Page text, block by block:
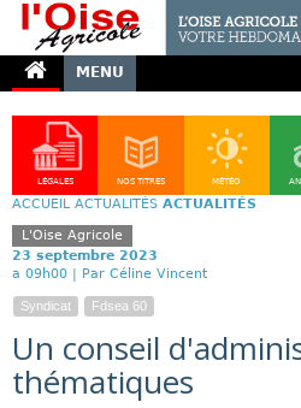
MENU
LÉGALES NOS TITRES MÉTÉO
ACCUEIL ACTUALITÉS ACTUALITÉS
L'Oise Agricole
23 septembre 2023
a 09h00 | Par Céline Vincent
Syndicat Fdsea 60
Un conseil
thématiques